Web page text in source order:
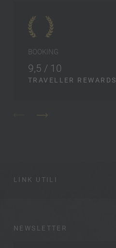
BOOKING
9,5 / 10
TRAVELLER REWARDS
LINK UTILI
NEWSLETTER